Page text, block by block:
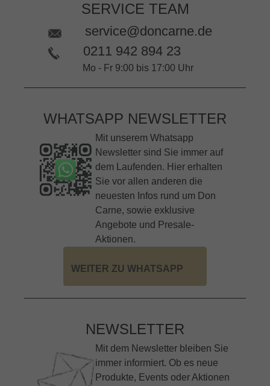
SERVICE TEAM
service@doncarne.de
0211 942 894 23
Mo - Fr 9:00 bis 17:00 Uhr
WHATSAPP NEWSLETTER
Mit unserem Whatsapp
Newsletter sind Sie immer auf
dem Laufenden. Hier erhalten
Sie vor allen anderen die
neuesten Infos rund um Don
Carne, sowie exklusive
Angebote und Presale-
Aktionen.
WEITER ZU WHATSAPP
NEWSLETTER
Mit dem Newsletter bleiben Sie
immer informiert. Ob es neue
Produkte, Events oder Aktionen